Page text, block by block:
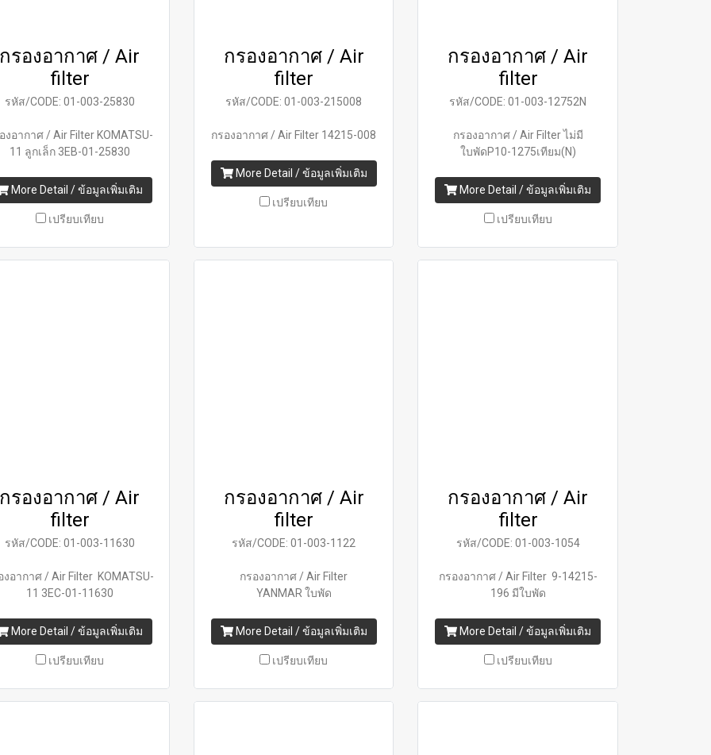
กรองอากาศ / Air
filter
รหัส/CODE: 01-003-25830
งอากาศ / Air Filter KOMATSU-
11 ลูกเล็ก 3EB-01-25830
More Detail / ข้อมูลเพิ่มเติม
เปรียบเทียบ
กรองอากาศ / Air
filter
รหัส/CODE: 01-003-215008
กรองอากาศ / Air Filter 14215-008
More Detail / ข้อมูลเพิ่มเติม
เปรียบเทียบ
กรองอากาศ / Air
filter
รหัส/CODE: 01-003-12752N
กรองอากาศ / Air Filter ไม่มี
ใบพัดP10-1275เทียม(N)
More Detail / ข้อมูลเพิ่มเติม
เปรียบเทียบ
กรองอากาศ / Air
filter
รหัส/CODE: 01-003-11630
งอากาศ / Air Filter KOMATSU-
11 3EC-01-11630
More Detail / ข้อมูลเพิ่มเติม
เปรียบเทียบ
กรองอากาศ / Air
filter
รหัส/CODE: 01-003-1122
กรองอากาศ / Air Filter
YANMAR ใบพัด
More Detail / ข้อมูลเพิ่มเติม
เปรียบเทียบ
กรองอากาศ / Air
filter
รหัส/CODE: 01-003-1054
กรองอากาศ / Air Filter 9-14215-
196 มีใบพัด
More Detail / ข้อมูลเพิ่มเติม
เปรียบเทียบ